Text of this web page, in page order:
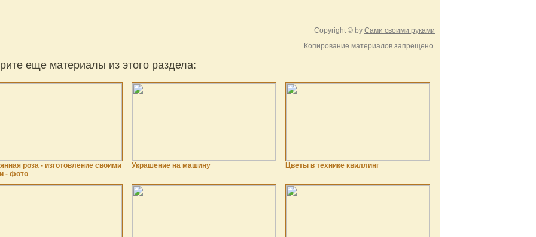
Copyright © by Сами своими руками
Копирование материалов запрещено.
еще материалы из этого раздела:
роза - изготовление своими
- фото
Украшение на машину Цветы в технике квиллинг